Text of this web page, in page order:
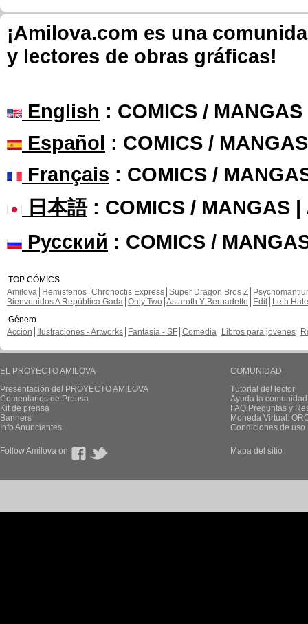
¡Amilova.com es una
y lectores de obras gráficas!
English : COMICS /
Español : COMICS /
Français : COMICS /
日本語: COMICS / MANGAS |
Русский : COMICS /
TOP CÓMICS
Amilova
Hemisferios Chronoctis Express Super Dragon Bros Z
Bienvenidos A República Gada Only Two Astaroth Y Bernadette Edil
Leth Hate
Género
Acción
Ilustraciones - Artworks Fantasía - SF Comedia Libros para jovenes
EL PROYECTO AMILOVA
Presentación del PROYECTO AMILOVA
Comentarios de Prensa
Kit de prensa
Banners
Info Anunciantes
COMUNIDAD
Tutorial del lector
Ayuda la
FAQ.Preguntas y
Moneda Virtual:
Condiciones de uso
Follow Amilova on Mapa del sitio